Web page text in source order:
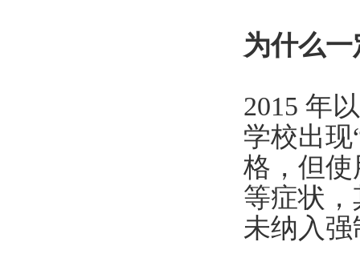
为什么
2015 年
学校出现
格，但
等症状
未纳入